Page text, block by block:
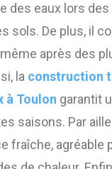
des eaux lors
sols. De plus, il
après des
la construction
à Toulon garantit
saisons. Par
fraîche, agréable